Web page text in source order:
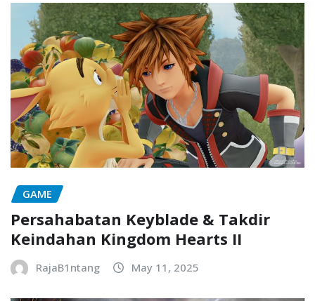
GAME
Persahabatan Keyblade & Takdir
Keindahan Kingdom Hearts II
RajaB1ntang May 11, 2025